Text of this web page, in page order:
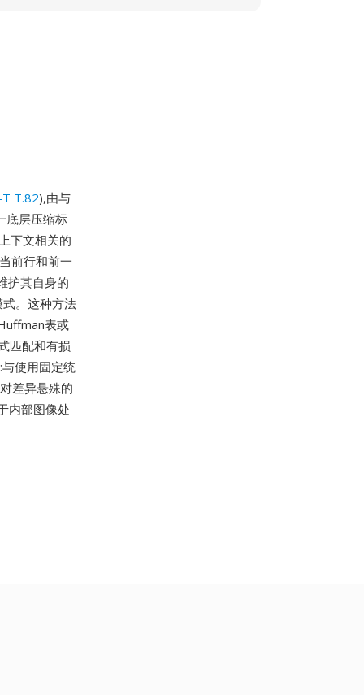
T.82),由与
底层压缩标
下文相关的
前行和前一
护其自身的
。这种方法
表或
匹配和有损
使用固定统
差异悬殊的
内部图像处